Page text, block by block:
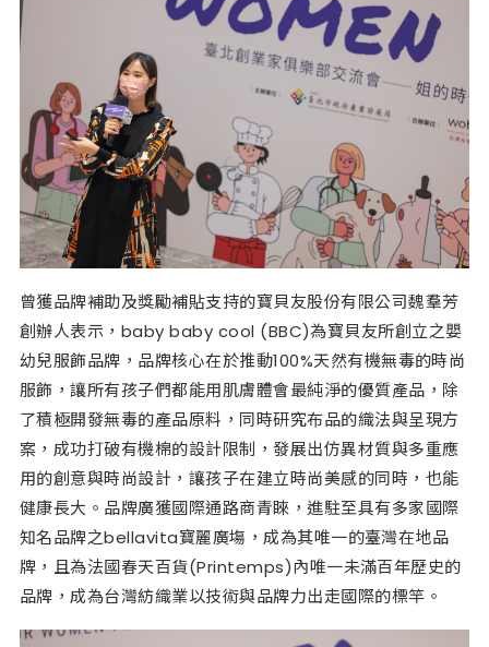
曾獲品牌補助及獎勵補貼支持的寶貝友股份有限公司魏羣芳
創辦人表示，baby baby cool (BBC)為寶貝友所創立之嬰
幼兒服飾品牌，品牌核心在於推動100%天然有機無毒的時尚
服飾，讓所有孩子們都能用肌膚體會最純淨的優質產品，除
了積極開發無毒的產品原料，同時研究布品的織法與呈現方
案，成功打破有機棉的設計限制，發展出仿異材質與多重應
用的創意與時尚設計，讓孩子在建立時尚美感的同時，也能
健康長大。品牌廣獲國際通路商青睞，進駐至具有多家國際
知名品牌之bellavita寶麗廣塲，成為其唯一的臺灣在地品
牌，且為法國春天百貨(Printemps)內唯一未滿百年歷史的
品牌，成為台灣紡織業以技術與品牌力出走國際的標竿。